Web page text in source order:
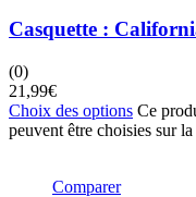
Casquette :
(0)
21,99€
Choix des options Ce
peuvent être choisies sur
Comparer